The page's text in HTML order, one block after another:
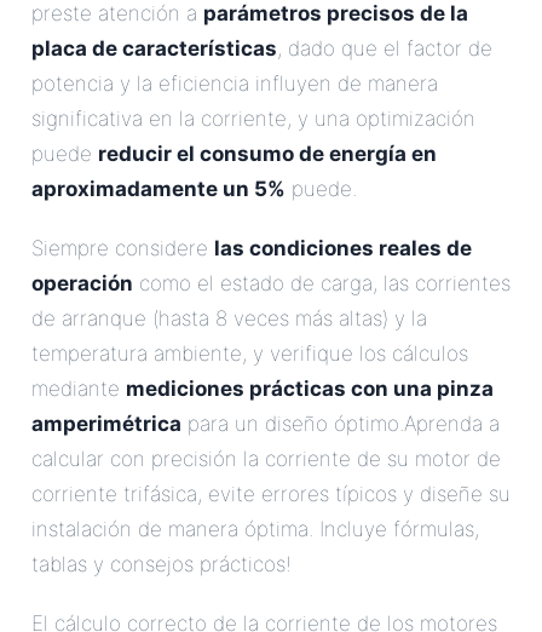
preste atención a parámetros precisos de la
placa de características, dado que el factor de
potencia y la eficiencia influyen de manera
significativa en la corriente, y una optimización
puede reducir el consumo de energía en
aproximadamente un 5% puede.
Siempre considere las condiciones reales de
operación como el estado de carga, las corrientes
de arranque (hasta 8 veces más altas) y la
temperatura ambiente, y verifique los cálculos
mediante mediciones prácticas con una pinza
amperimétrica para un diseño óptimo.Aprenda a
calcular con precisión la corriente de su motor de
corriente trifásica, evite errores típicos y diseñe su
instalación de manera óptima. Incluye fórmulas,
tablas y consejos prácticos!
El cálculo correcto de la corriente de los motores